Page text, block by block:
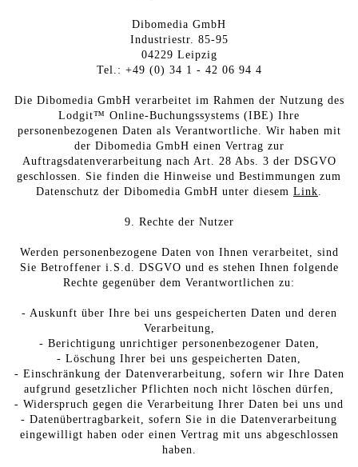
Dibomedia GmbH
Industriestr. 85-95
04229 Leipzig
Tel.: +49 (0) 34 1 - 42 06 94 4
Die Dibomedia GmbH verarbeitet im Rahmen der Nutzung des
Lodgit™ Online-Buchungssystems (IBE) Ihre
personenbezogenen Daten als Verantwortliche. Wir haben mit
der Dibomedia GmbH einen Vertrag zur
Auftragsdatenverarbeitung nach Art. 28 Abs. 3 der DSGVO
geschlossen. Sie finden die Hinweise und Bestimmungen zum
Datenschutz der Dibomedia GmbH unter diesem Link.
9. Rechte der Nutzer
Werden personenbezogene Daten von Ihnen verarbeitet, sind
Sie Betroffener i.S.d. DSGVO und es stehen Ihnen folgende
Rechte gegenüber dem Verantwortlichen zu:
- Auskunft über Ihre bei uns gespeicherten Daten und deren
Verarbeitung,
- Berichtigung unrichtiger personenbezogener Daten,
- Löschung Ihrer bei uns gespeicherten Daten,
- Einschränkung der Datenverarbeitung, sofern wir Ihre Daten
aufgrund gesetzlicher Pflichten noch nicht löschen dürfen,
- Widerspruch gegen die Verarbeitung Ihrer Daten bei uns und
- Datenübertragbarkeit, sofern Sie in die Datenverarbeitung
eingewilligt haben oder einen Vertrag mit uns abgeschlossen
haben.